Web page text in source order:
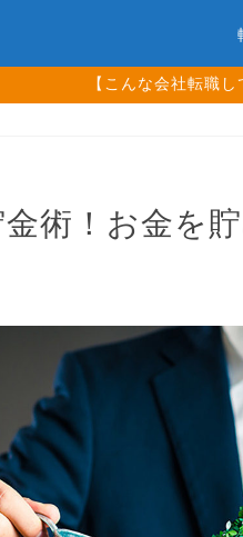
【こんな会社転職
術！お金を